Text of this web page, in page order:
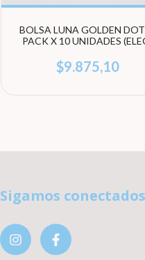
BOLSA LUNA GOLDEN
PACK X 10 UNIDADES
$9.875,10
Sigamos conectados